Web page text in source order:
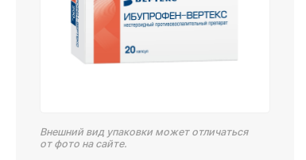
Внешний вид упаковки может отличаться
от фото на сайте.